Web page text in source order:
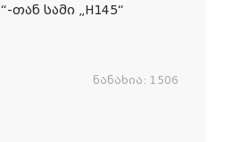
სამი „H145“
ნანახია: 1506